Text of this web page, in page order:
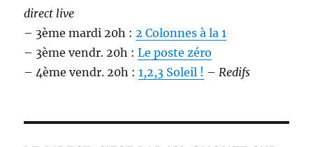
direct live
– 3ème mardi 20h :2 Colonnes à la 1
– 3ème vendr. 20h :Le poste zéro
– 4ème vendr. 20h :1,2,3 Soleil ! –Redifs